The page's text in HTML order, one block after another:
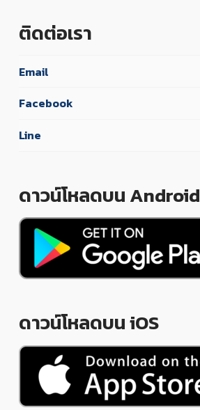
ติดต่อเรา
Email
Facebook
Line
ดาวน์โหลดบน Android
ดาวน์โหลดบน iOS